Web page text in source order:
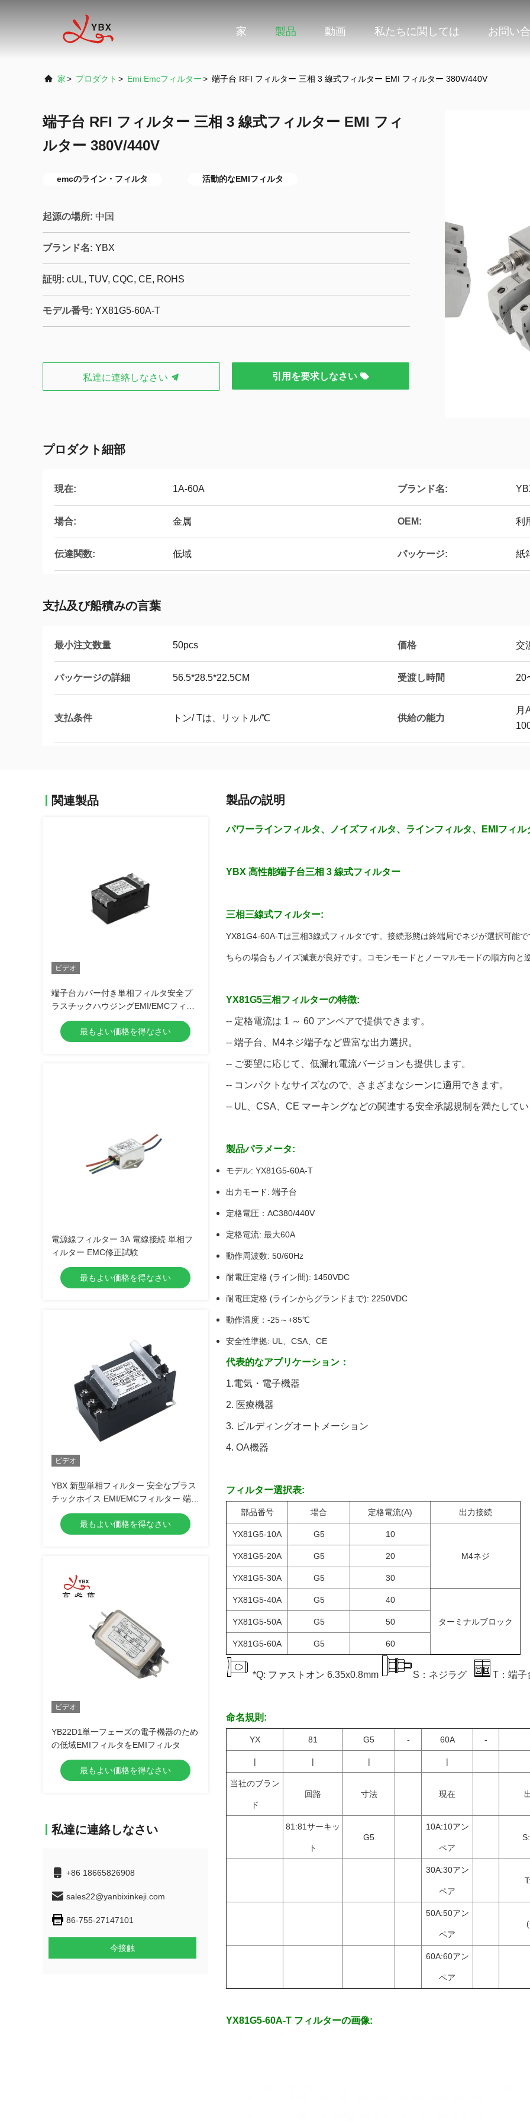
家 製品 動画 私たちに関しては お問い
家> プロダクト > Emi Emcフィルター> 端子台 RFI フィルター 三相 3 線式フィルター EMI フィルター 380V/440V
端子台 RFI フィルター 三相 3 線式フィルター EMI フィ
ルター 380V/440V
emcのライン・フィルタ 活動的なEMIフィルタ
起源の場所: 中国
ブランド名: YBX
証明: cUL, TUV, CQC, CE, ROHS
モデル番号: YX81G5-60A-T
私達に連絡しなさい 引用を要求しなさい
プロダクト細部
現在: 1A-60A ブランド名:
場合: 金属 OEM: 利
伝達関数: 低域 パッケージ: 紙
支払及び船積みの言葉
最小注文数量 50pcs 価格 交
パッケージの詳細 56.5*28.5*22.5CM 受渡し時間 20
支払条件 トン/ Tは、リットル/℃ 供給の能力
月
関連製品
ビデオ
端子台カバー付き単相フィルタ安全プ
ラスチックハウジングEMI/EMCフィル
最もよい価格を得なさい
電源線フィルター 3A 電線接続 単相フ
ィルター EMC修正試験
最もよい価格を得なさい
ビデオ
YBX 新型単相フィルター 安全なプラス
チックホイス EMI/EMCフィルター 端末
ブロックカバー
最もよい価格を得なさい
ビデオ
YB22D1単一フェーズの電子機器のため
の低域EMIフィルタをEMIフィルタ
最もよい価格を得なさい
私達に連絡しなさい
+86 18665826908
sales22@yanbixinkeji.com
86-755-27147101
今接触
製品の説明
パワーラインフィルタ、ノイズフィルタ、ラインフィルタ、EMIフィ
YBX 高性能端子台三相 3 線式フィルター
三相三線式フィルター:
YX81G4-60A-Tは三相3線式フィルタです。接続形態は終端局でネジが選択可能
ちらの場合もノイズ減衰が良好です。コモンモードとノーマルモードの順方向と
YX81G5三相フィルターの特徴:
-- 定格電流は 1 ～ 60 アンペアで提供できます。
-- 端子台、M4ネジ端子など豊富な出力選択。
-- ご要望に応じて、低漏れ電流バージョンも提供します。
-- コンパクトなサイズなので、さまざまなシーンに適用できます。
-- UL、CSA、CE マーキングなどの関連する安全承認規制を満たして
製品パラメータ:
モデル: YX81G5-60A-T
出力モード: 端子台
定格電圧：AC380/440V
定格電流: 最大60A
動作周波数: 50/60Hz
耐電圧定格 (ライン間): 1450VDC
耐電圧定格 (ラインからグランドまで): 2250VDC
動作温度：-25～+85℃
安全性準拠: UL、CSA、CE
代表的なアプリケーション：
1.電気・電子機器
2. 医療機器
3. ビルディングオートメーション
4. OA機器
フィルター選択表:
部品番号 場合 定格電流(A) 出力接続
YX81G5-10A G5 10
M4ネジ
YX81G5-20A G5 20
YX81G5-30A G5 30
YX81G5-40A G5 40
ターミナルブロック
YX81G5-50A G5 50
YX81G5-60A G5 60
*Q: ファストオン 6.35x0.8mm S：ネジラグ T：端子
命名規則:
YX 81 G5 - 60A -
| | | |
当社のブラン
ド
回路 寸法 現在
81:81サーキッ
ト
G5
10A:10アン
ペア
30A:30アン
ペア
50A:50アン
ペア
60A:60アン
ペア
YX81G5-60A-T フィルターの画像: